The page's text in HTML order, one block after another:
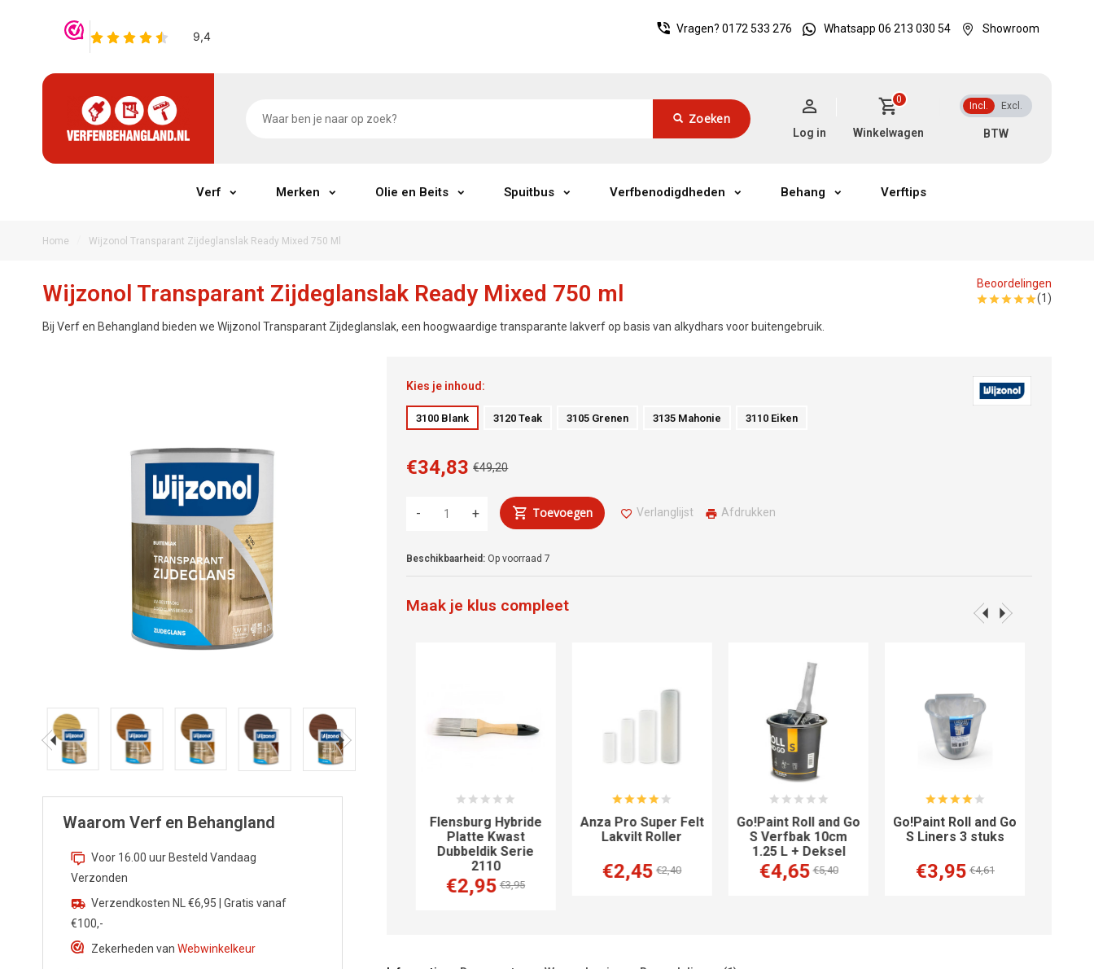
Vragen? 0172 533 276 Whatsapp 06 213 030 54 Showroom
Zoeken
Incl. Excl.
0
Winkelwagen
Log in
Verf Merken Olie en Beits Spuitbus Verfbenodigdheden Behang Verftips
Home Wijzonol Transparant Zijdeglanslak Ready Mixed 750 Ml
Wijzonol Transparant Zijdeglanslak Ready Mixed 750 ml
Bij Verf en Behangland bieden we Wijzonol Transparant Zijdeglanslak, een hoogwaardige transparante lakverf op basis van alkydhars voor buitengebruik.
Beoordelingen
(1)
Waarom Verf en Behangland
Voor 16.00 uur Besteld Vandaag
Verzonden
Verzendkosten NL €6,95 | Gratis vanaf
€100,-
Zekerheden van Webwinkelkeur
Kies je inhoud:
3100 Blank 3120 Teak 3105 Grenen 3135 Mahonie 3110 Eiken
€49,20
€34,83
+
- Toevoegen Verlanglijst Afdrukken
Beschikbaarheid: Op voorraad 7
Maak je klus compleet
Flensburg Ronde
Flensburg Hybride
Platte Kwast
Dubbeldik Serie
2110
€2,95 €3,95
Anza Pro Super Felt
Lakvilt Roller
€2,45 €2,40
Go!Paint Roll and Go
S Verfbak 10cm
1.25 L + Deksel
€4,65 €5,40
Go!Paint Roll and Go
S Liners 3 stuks
€3,95 €4,61